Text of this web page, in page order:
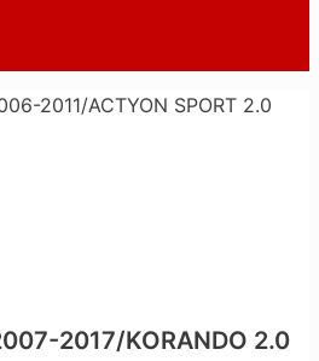
2011/ACTYON SPORT 2.0
2017/KORANDO 2.0